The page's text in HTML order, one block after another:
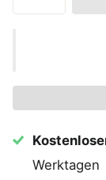
Werktagen